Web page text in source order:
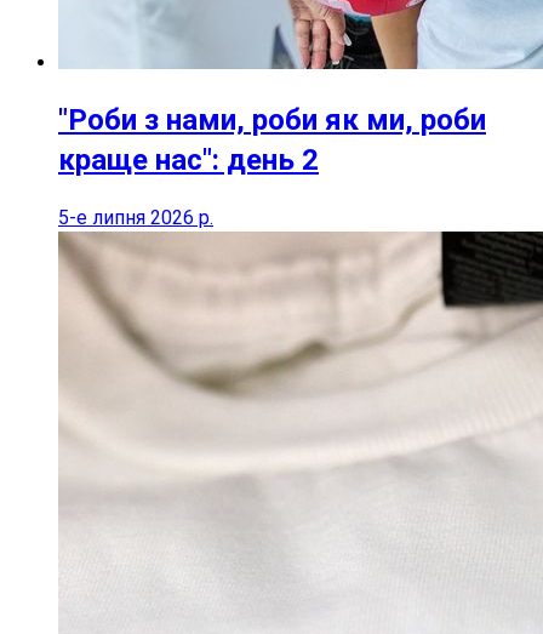
"Роби з нами, роби як ми, роби
краще нас": день 2
5-е липня 2026 р.